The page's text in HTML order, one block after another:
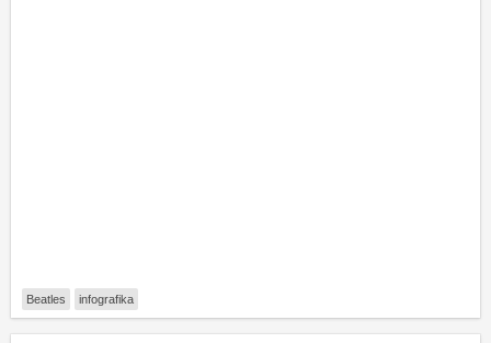
Beatles infografika